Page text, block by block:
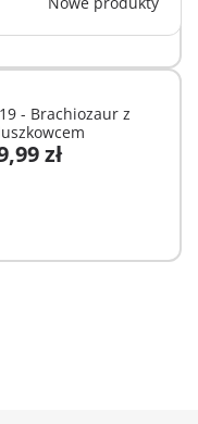
- Brachiozaur z
zł
do koszyka